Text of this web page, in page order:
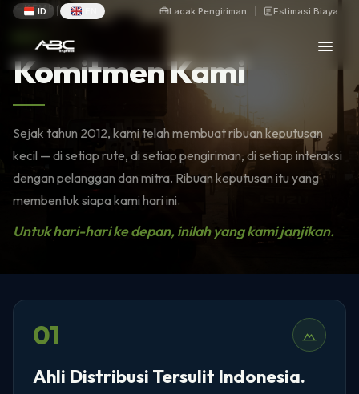
ID Lacak Pengiriman Estimasi Biaya
KEMBALI
BAB V
Komitmen Kami
Sejak tahun 2012, kami telah membuat ribuan keputusan
kecil — di setiap rute, di setiap pengiriman, di setiap interaksi
dengan pelanggan dan mitra. Ribuan keputusan itu yang
membentuk siapa kami hari ini.
Untuk hari-hari ke depan, inilah yang kami janjikan.
01
Ahli Distribusi Tersulit Indonesia.